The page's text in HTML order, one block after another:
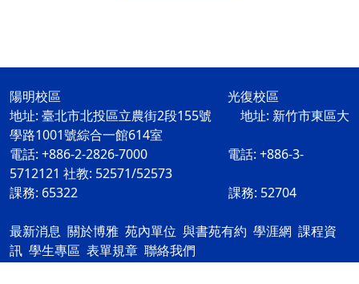
陽明校區 光復校區
地址: 臺北市北投區立農街2段155號 地址: 新竹市東區大
學路1001號綜合一館614室
電話: +886-2-2826-7000 電話: +886-3-
5712121 社教: 52571/52573
課務: 65322 課務: 52704
最新消息 關於博雅 苑內單位 與書苑有約 學涯網 課程資
訊 學生專區 表單規章 聯絡我們